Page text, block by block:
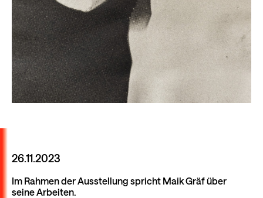
26.11.2023
Im Rahmen der Ausstellung spricht Maik Gräf über
seine Arbeiten.